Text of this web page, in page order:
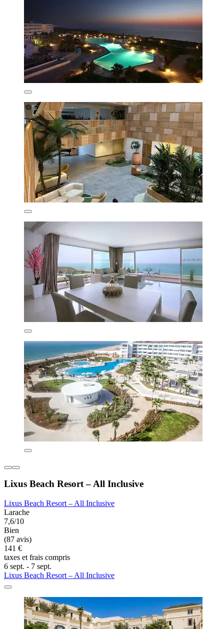
Lixus Beach Resort – All Inclusive
Lixus Beach Resort – All Inclusive
Larache
7,6/10
Bien
(87 avis)
141 €
taxes et frais compris
6 sept. - 7 sept.
Lixus Beach Resort – All Inclusive